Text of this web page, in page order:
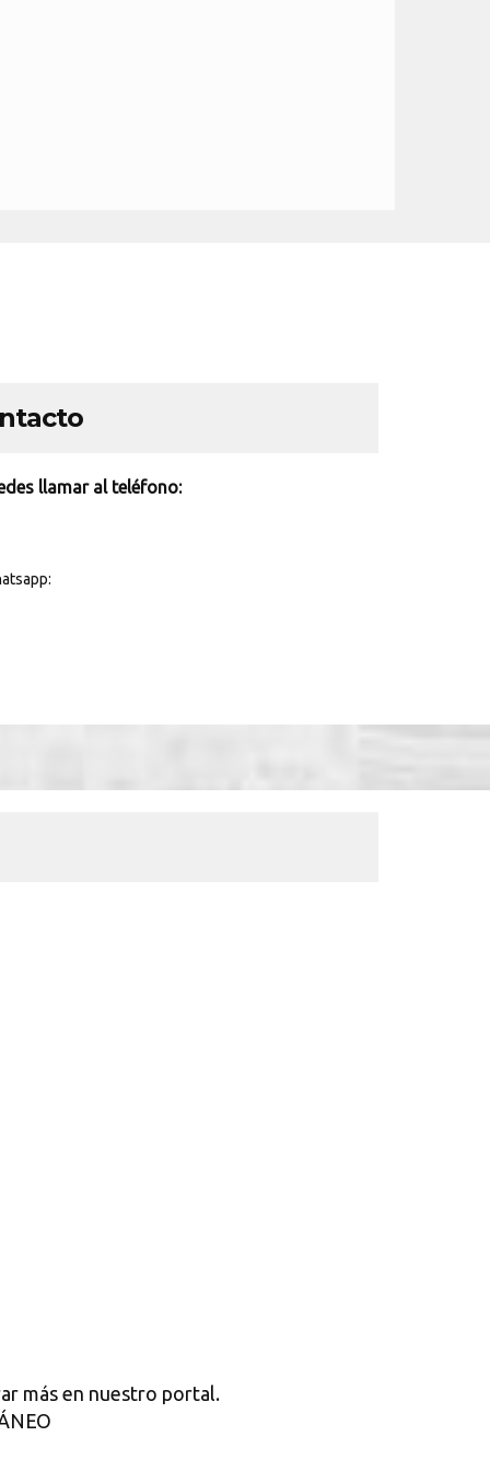
llamar al teléfono:
más en nuestro portal.